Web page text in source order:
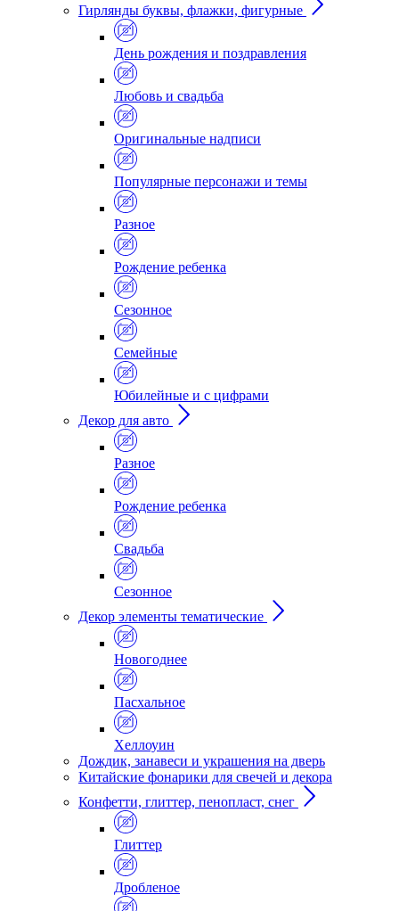
Гирлянды буквы, флажки, фигурные
День рождения и поздравления
Любовь и свадьба
Оригинальные надписи
Популярные персонажи и темы
Разное
Рождение ребенка
Сезонное
Семейные
Юбилейные и с цифрами
Декор для авто
Разное
Рождение ребенка
Свадьба
Сезонное
Декор элементы тематические
Новогоднее
Пасхальное
Хеллоуин
Дождик, занавеси и украшения на дверь
Китайские фонарики для свечей и декора
Конфетти, глиттер, пенопласт, снег
Глиттер
Дробленое